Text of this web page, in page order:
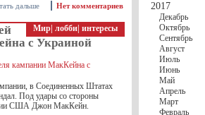
Нет комментариев
дальше
Мир лобби интересы
с Украиной
в Соединенных Штатах
Под удары со стороны
США Джон МакКейн.
2017
Декабрь
Октябрь
Сентябрь
Август
Июль
Июнь
Май
Апрель
Март
Февраль